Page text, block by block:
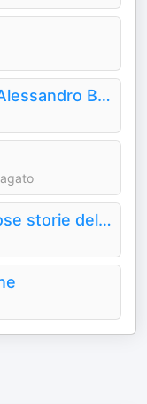
Di Nuovo BARBERO - Alessandro Barbero Podcast
Mitologia: le meravigliose storie del mondo antico